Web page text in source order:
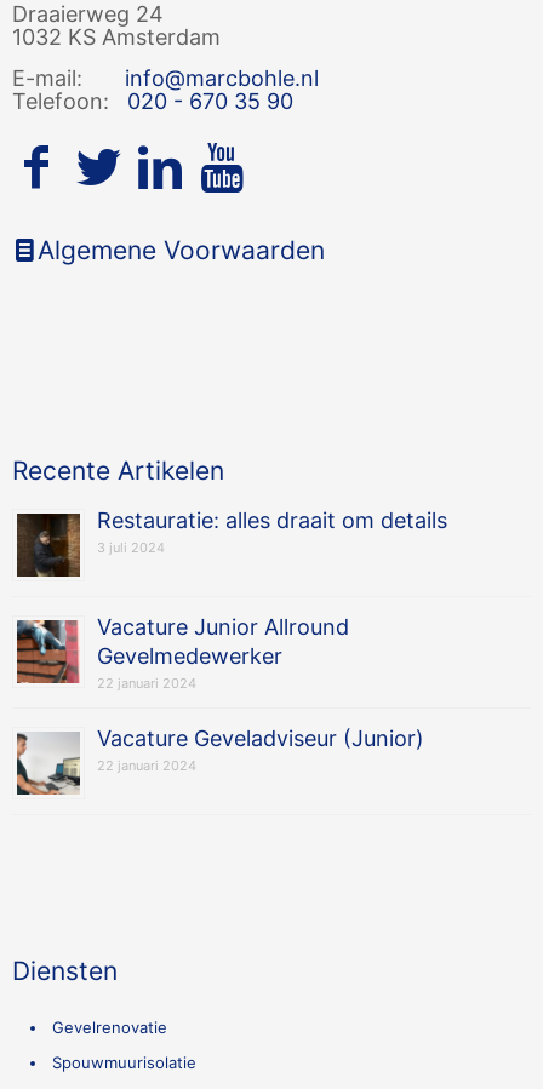
Draaierweg 24
1032 KS Amsterdam
E-mail: info@marcbohle.nl
Telefoon: 020 - 670 35 90
Algemene Voorwaarden
Recente Artikelen
Restauratie: alles draait om details
3 juli 2024
Vacature Junior Allround
Gevelmedewerker
22 januari 2024
Vacature Geveladviseur (Junior)
22 januari 2024
Diensten
Gevelrenovatie
Spouwmuurisolatie